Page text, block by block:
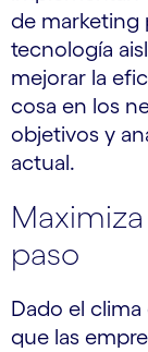
de marketing
tecnología
mejorar la
cosa en los
objetivos y
actual.
paso
Dado el
que las